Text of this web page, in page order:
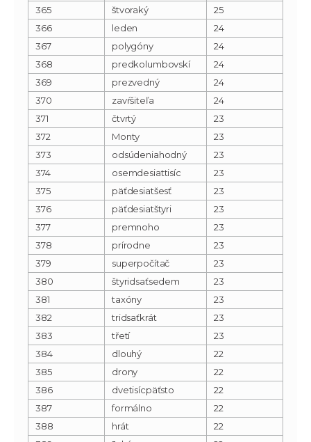
365
štvoraký
25
366
leden
24
367
polygóny
24
368
predkolumbovskí
24
369
prezvedný
24
370
zavŕšiteľa
24
371
čtvrtý
23
372
Monty
23
373
odsúdeniahodný
23
374
osemdesiattisíc
23
375
päťdesiatšesť
23
376
päťdesiatštyri
23
377
premnoho
23
378
prírodne
23
379
superpočítač
23
380
štyridsaťsedem
23
381
taxóny
23
382
tridsaťkrát
23
383
třetí
23
384
dlouhý
22
385
drony
22
386
dvetisícpäťsto
22
387
formálno
22
388
hrát
22